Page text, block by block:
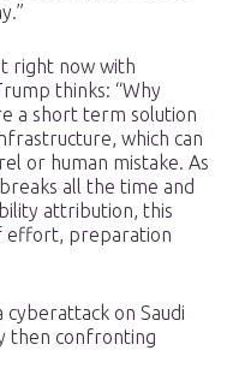
right now with
thinks: “Why
a short term solution
which can
or human mistake. As
all the time and
attribution, this
effort, preparation
on Saudi
then confronting